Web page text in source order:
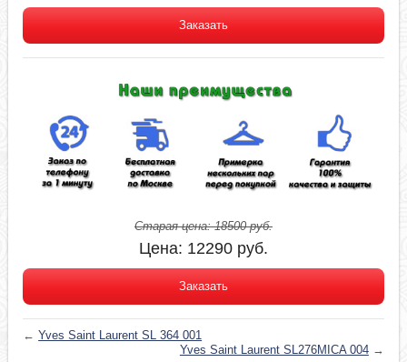
Заказать
Старая цена:18500руб.
Цена: 12290 руб.
Заказать
←Yves Saint Laurent SL 364 001
Yves Saint Laurent SL276MICA 004→